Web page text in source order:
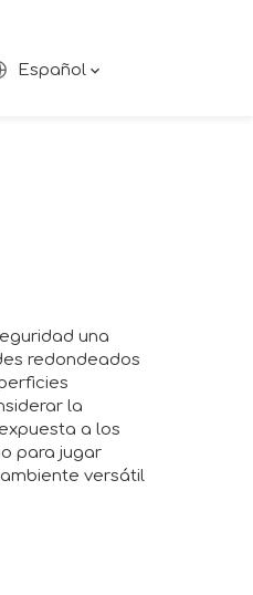
Español
una
redondeados
la
a los
para jugar
versátil